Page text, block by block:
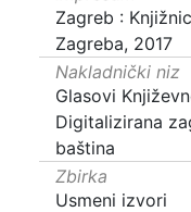
Zagreb :
Zagreba, 2017
Nakladnički niz
Glasovi
Digitalizirana
baština
Zbirka
Usmeni izvori